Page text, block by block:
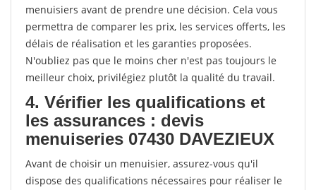
menuisiers avant de prendre une décision. Cela vous
permettra de comparer les prix, les services offerts, les
délais de réalisation et les garanties proposées.
N'oubliez pas que le moins cher n'est pas toujours le
meilleur choix, privilégiez plutôt la qualité du travail.
4. Vérifier les qualifications et
les assurances : devis
menuiseries 07430 DAVEZIEUX
Avant de choisir un menuisier, assurez-vous qu'il
dispose des qualifications nécessaires pour réaliser le